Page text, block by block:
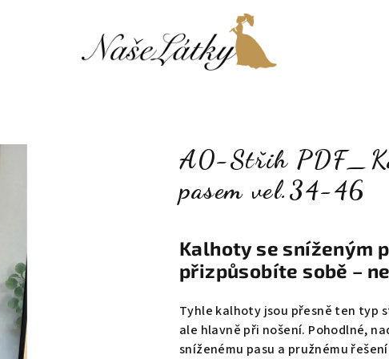
A0-Střih
pasem vel.34-46
Kalhoty se sníženým
přizpůsobíte sobě –
Tyhle kalhoty jsou přesně ten typ
ale hlavně při nošení. Pohodlné,
sníženému pasu a pružnému